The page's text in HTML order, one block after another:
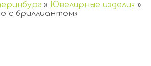
» Ювелирные изделия »
с бриллиантом»